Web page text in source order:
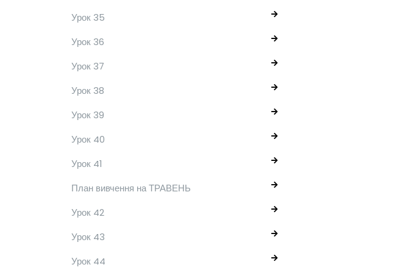
Урок 35
Урок 36
Урок 37
Урок 38
Урок 39
Урок 40
Урок 41
План вивчення на ТРАВЕНЬ
Урок 42
Урок 43
Урок 44